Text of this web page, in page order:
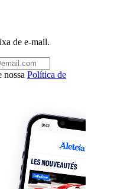
de e-mail.
nossa Política de